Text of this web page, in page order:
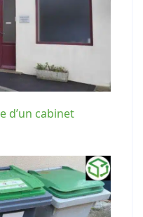
d’un cabinet